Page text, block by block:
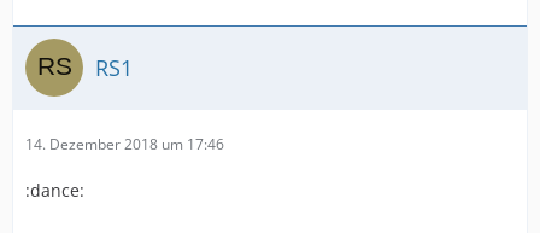
RS1
14. Dezember 2018 um 17:46
:dance: